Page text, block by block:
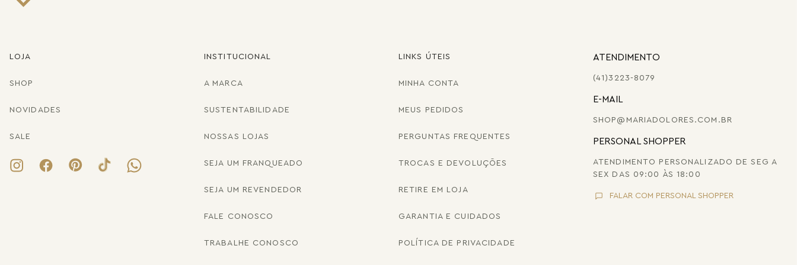
LOJA
SHOP
NOVIDADES
SALE
INSTITUCIONAL
A MARCA
SUSTENTABILIDADE
NOSSAS LOJAS
SEJA UM FRANQUEADO
SEJA UM REVENDEDOR
FALE CONOSCO
TRABALHE CONOSCO
LINKS ÚTEIS
MINHA CONTA
MEUS PEDIDOS
PERGUNTAS FREQUENTES
TROCAS E DEVOLUÇÕES
RETIRE EM LOJA
GARANTIA E CUIDADOS
POLÍTICA DE PRIVACIDADE
ATENDIMENTO
(41)3223-8079
E-MAIL
SHOP@MARIADOLORES.COM.BR
PERSONAL SHOPPER
ATENDIMENTO PERSONALIZADO DE SEG A
SEX DAS 09:00 ÀS 18:00
FALAR COM PERSONAL SHOPPER